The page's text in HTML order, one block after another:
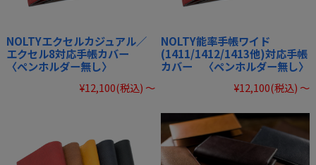
NOLTYエクセルカジュアル／
エクセル8対応手帳カバー
〈ペンホルダー無し〉
¥12,100(税込) ～
NOLTY能率手帳ワイド
(1411/1412/1413他)対応手帳
カバー 〈ペンホルダー無し〉
¥12,100(税込) ～